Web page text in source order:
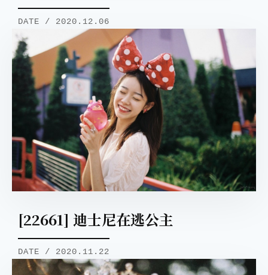
DATE / 2020.12.06
[22661] 迪士尼在逃公主
DATE / 2020.11.22